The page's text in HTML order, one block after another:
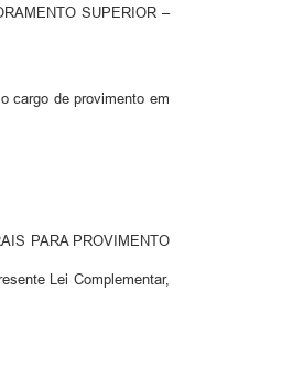
SUPERIOR –
cargo de provimento em
PARA PROVIMENTO
Lei Complementar,